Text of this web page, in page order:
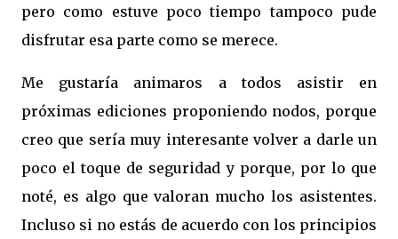
pero como estuve poco tiempo tampoco pude
disfrutar esa parte como se merece.
Me gustaría animaros a todos asistir en
próximas ediciones proponiendo nodos, porque
creo que sería muy interesante volver a darle un
poco el toque de seguridad y porque, por lo que
noté, es algo que valoran mucho los asistentes.
Incluso si no estás de acuerdo con los principios